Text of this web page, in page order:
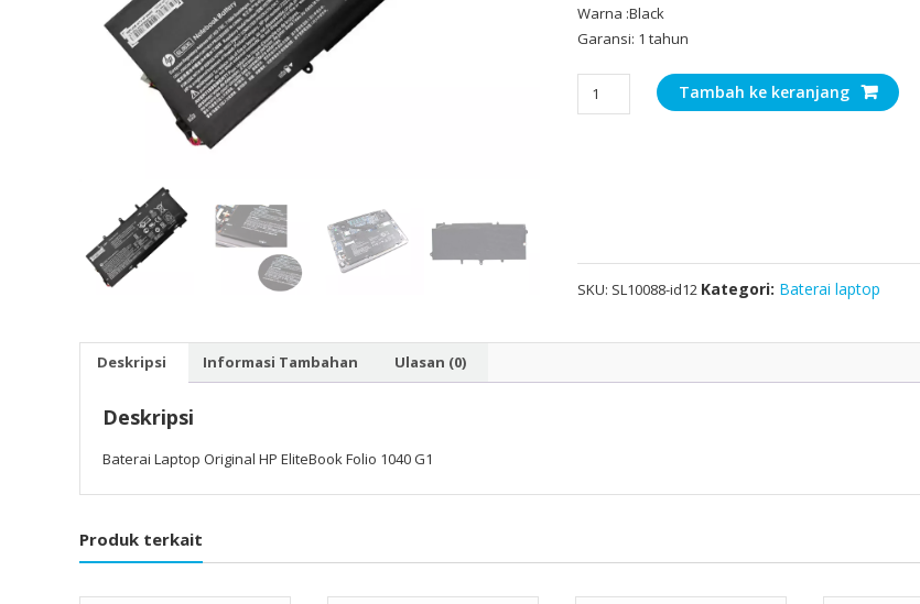
Warna :Black
Garansi: 1 tahun
Baterai
1040
G1
Tambah ke keranjang
SKU: SL10088-id12 Kategori: Baterai laptop
Deskripsi Informasi Tambahan Ulasan (0)
Deskripsi
Baterai Laptop Original HP EliteBook Folio 1040 G1
Produk terkait